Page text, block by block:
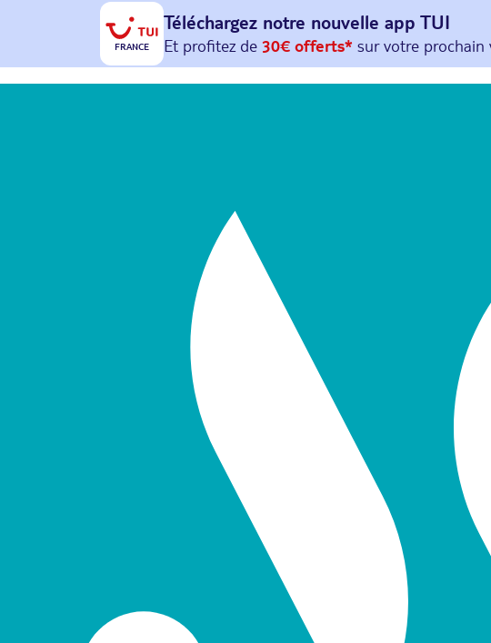
FRANCE
Téléchargez notre nouvelle app TUI
Et profitez de 30€ offerts*sur votreprochain
avec le code : HAPPYAPP